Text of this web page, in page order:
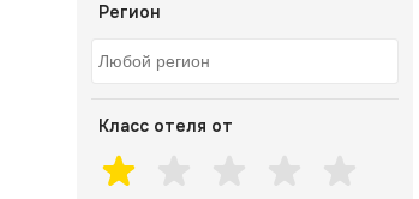
Регион
Класс отеля от